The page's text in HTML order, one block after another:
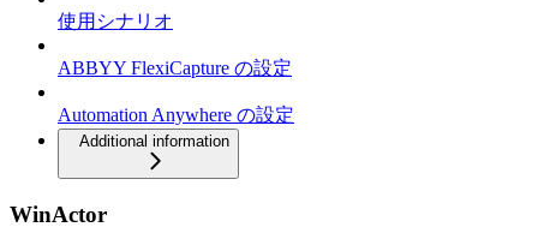
使用シナリオ
ABBYY FlexiCapture の設定
Automation Anywhere の設定
Additional information
WinActor